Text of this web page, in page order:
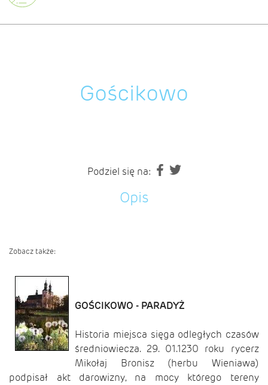
Gościkowo
Podziel się na:
Opis
Zobacz także:
GOŚCIKOWO - PARADYŻ
Historia miejsca sięga odległych czasów
średniowiecza. 29. 01.1230 roku rycerz
Mikołaj Bronisz (herbu Wieniawa)
podpisał akt darowizny, na mocy którego tereny